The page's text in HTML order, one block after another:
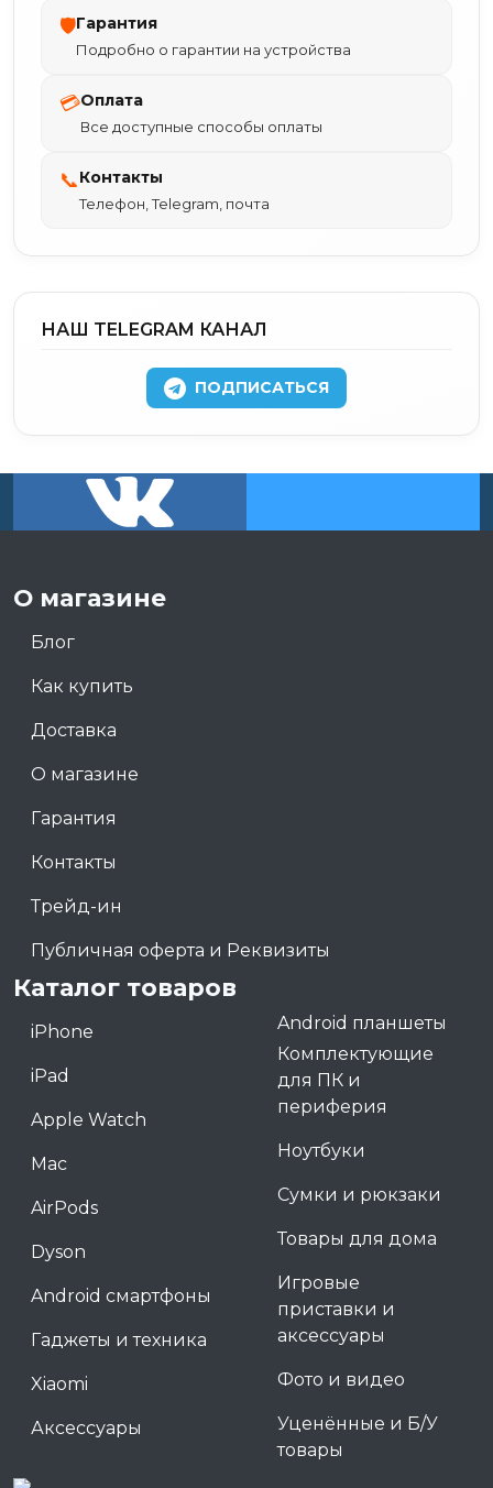
🛡Гарантия
Подробно о гарантии на устройства
💳Оплата
Все доступные способы оплаты
📞Контакты
Телефон, Telegram, почта
НАШ TELEGRAM КАНАЛ
ПОДПИСАТЬСЯ
О магазине
Блог
Как купить
Доставка
О магазине
Гарантия
Контакты
Трейд-ин
Публичная оферта и Реквизиты
Каталог товаров
iPhone
iPad
Apple Watch
Mac
AirPods
Dyson
Android смартфоны
Гаджеты и техника
Xiaomi
Аксессуары
Android планшеты
Комплектующие
для ПК и
периферия
Ноутбуки
Сумки и рюкзаки
Товары для дома
Игровые
приставки и
аксессуары
Фото и видео
Уценённые и Б/У
товары